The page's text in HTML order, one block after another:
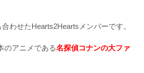
わせたHearts2Heartsメンバーです。
のアニメである名探偵コナンの大ファ